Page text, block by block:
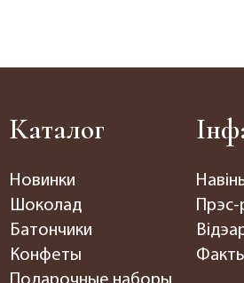
Каталог
Новинки
Шоколад
Батончики
Конфеты
Прэс-